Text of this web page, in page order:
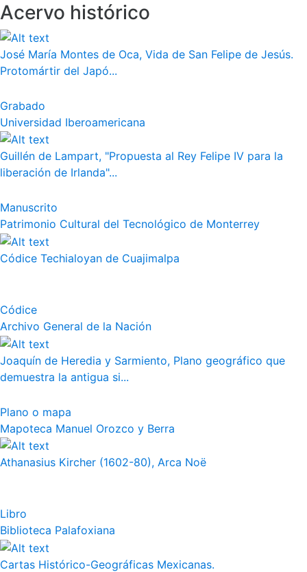
Acervo histórico
José María Montes de Oca, Vida de San Felipe de Jesús.
Protomártir del Japó...
Grabado
Universidad Iberoamericana
Guillén de Lampart, "Propuesta al Rey Felipe IV para la
liberación de Irlanda"...
Manuscrito
Patrimonio Cultural del Tecnológico de Monterrey
Códice Techialoyan de Cuajimalpa
Códice
Archivo General de la Nación
Joaquín de Heredia y Sarmiento, Plano geográfico que
demuestra la antigua si...
Plano o mapa
Mapoteca Manuel Orozco y Berra
Athanasius Kircher (1602-80), Arca Noë
Libro
Biblioteca Palafoxiana
Cartas Histórico-Geográficas Mexicanas.